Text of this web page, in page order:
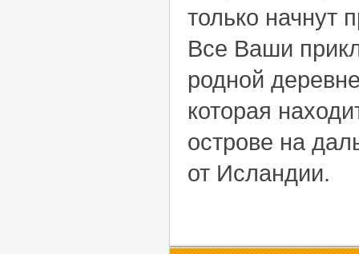
только начнут
Все Ваши
родной
которая
острове на
от Исландии.